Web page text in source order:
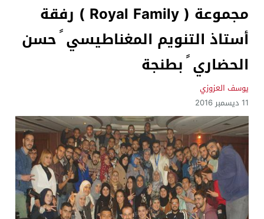
مجموعة ( Royal Family ) رفقة
أستاذ التنويم المغناطيسي ً حسن
الحضاري ً بطنجة
يوسف العزوزي
11 ديسمبر 2016